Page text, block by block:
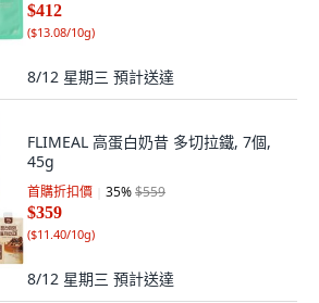
$412
($13.08/10g)
8/12 星期三 預計送達
FLIMEAL 高蛋白奶昔 多切拉鐵, 7個,
45g
首購折扣價 35%$559
$359
($11.40/10g)
8/12 星期三 預計送達